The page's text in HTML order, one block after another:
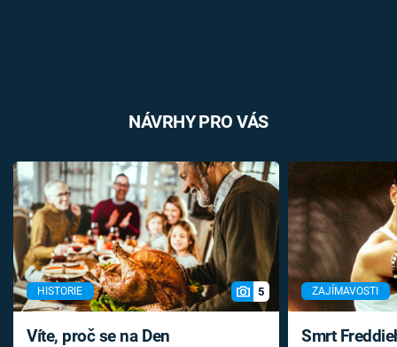
NÁVRHY PRO VÁS
HISTORIE 5
Víte, proč se na Den
ZAJÍMAVOSTI
Smrt